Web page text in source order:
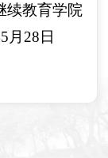
续教育学院
5月28日